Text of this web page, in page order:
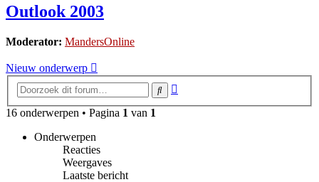
Outlook 2003
Moderator: MandersOnline
Nieuw onderwerp
Zoek
16 onderwerpen • Pagina 1 van 1
Onderwerpen
Reacties
Weergaves
Laatste bericht